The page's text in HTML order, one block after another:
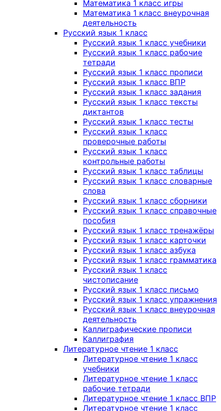
Математика 1 класс игры
Математика 1 класс внеурочная
деятельность
Русский язык 1 класс
Русский язык 1 класс учебники
Русский язык 1 класс рабочие
тетради
Русский язык 1 класс прописи
Русский язык 1 класс ВПР
Русский язык 1 класс задания
Русский язык 1 класс тексты
диктантов
Русский язык 1 класс тесты
Русский язык 1 класс
проверочные работы
Русский язык 1 класс
контрольные работы
Русский язык 1 класс таблицы
Русский язык 1 класс словарные
слова
Русский язык 1 класс сборники
Русский язык 1 класс справочные
пособия
Русский язык 1 класс тренажёры
Русский язык 1 класс карточки
Русский язык 1 класс азбука
Русский язык 1 класс грамматика
Русский язык 1 класс
чистописание
Русский язык 1 класс письмо
Русский язык 1 класс упражнения
Русский язык 1 класс внеурочная
деятельность
Каллиграфические прописи
Каллиграфия
Литературное чтение 1 класс
Литературное чтение 1 класс
учебники
Литературное чтение 1 класс
рабочие тетради
Литературное чтение 1 класс ВПР
Литературное чтение 1 класс